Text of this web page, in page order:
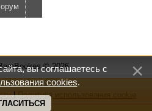
© 2026
|Политика использования cookie
вы соглашаетесь с
cookies.